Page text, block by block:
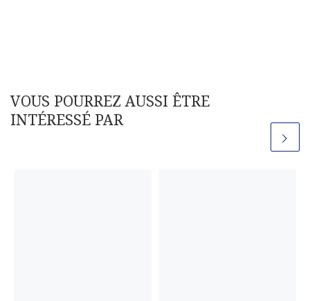
VOUS POURREZ AUSSI ÊTRE
INTÉRESSÉ PAR